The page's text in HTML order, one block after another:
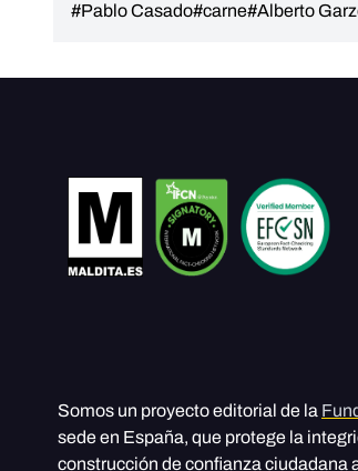
#Pablo Casado#carne#Alberto
Somos un proyecto editorial de la
sede en España, que protege la
construcción de confianza ciudadana